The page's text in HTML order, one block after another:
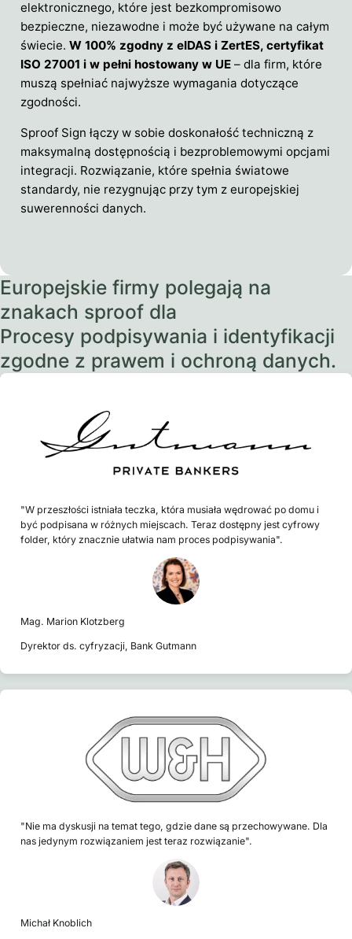
elektronicznego, które jest bezkompromisowo
bezpieczne, niezawodne i może być używane na całym
świecie.W 100% zgodny z eIDAS i ZertES, certyfikat
ISO 27001 i w pełni hostowany w UE – dla firm, które
muszą spełniać najwyższe wymagania dotyczące
zgodności.
Sproof Sign łączy w sobie doskonałość techniczną z
maksymalną dostępnością i bezproblemowymi opcjami
integracji. Rozwiązanie, które spełnia światowe
standardy, nie rezygnując przy tym z europejskiej
suwerenności danych.
Europejskie firmy polegają na
znakach sproof dla
Procesy podpisywania i identyfikacji
zgodne z prawem i ochroną danych.
"W przeszłości istniała teczka, która musiała wędrować po domu i
być podpisana w różnych miejscach. Teraz dostępny jest cyfrowy
folder, który znacznie ułatwia nam proces podpisywania".
Mag. Marion Klotzberg
Dyrektor ds. cyfryzacji, Bank Gutmann
"Nie ma dyskusji na temat tego, gdzie dane są przechowywane. Dla
nas jedynym rozwiązaniem jest teraz rozwiązanie".
Michał Knoblich